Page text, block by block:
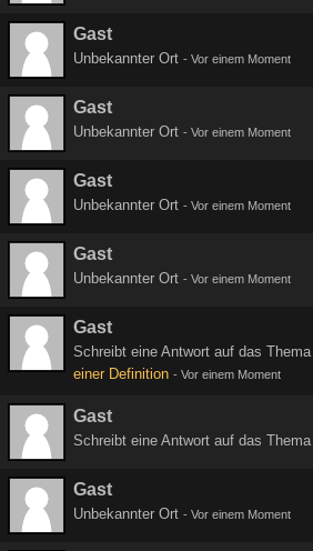
Gast
Unbekannter Ort - Vor einem Moment
Gast
Unbekannter Ort - Vor einem Moment
Gast
Unbekannter Ort - Vor einem Moment
Gast
Unbekannter Ort - Vor einem Moment
Gast
Schreibt eine Antwort auf das Thema
einer Definition - Vor einem Moment
Gast
Schreibt eine Antwort auf das Thema
Gast
Unbekannter Ort - Vor einem Moment